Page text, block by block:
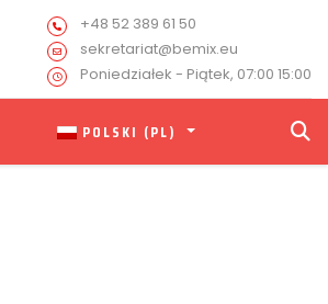
+48 52 389 61 50
sekretariat@bemix.eu
Poniedziałek - Piątek, 07:00 15:00
POLSKI (PL)